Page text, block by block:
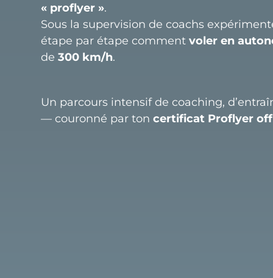
« proflyer ».
Sous la supervision de coachs
étape par étape commentvoler en
de300 km/h.
Un parcours intensif de coaching,
— couronné par toncertificat Proflyer